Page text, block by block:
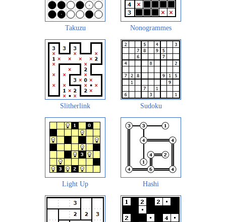
Takuzu Nonogrammes
Slitherlink Sudoku
Light Up Hashi